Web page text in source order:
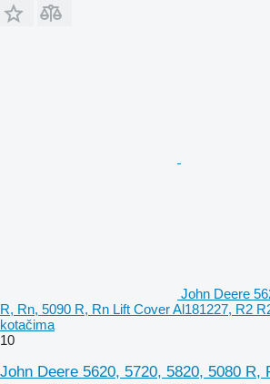
John Deere
R, Rn, 5090 R, Rn Lift Cover Al181227, R2
kotačima
10
John Deere 5620, 5720, 5820, 5080 R,